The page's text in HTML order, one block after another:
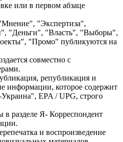
или в первом абзаце
"Экспертиза",
"Деньги", "Власть", "Выборы",
"Промо" публикуются на
совместно с
републикация и
информации, которое содержит
EPA / UPG, строго
в разделе Я- Корреспондент
и воспроизведение